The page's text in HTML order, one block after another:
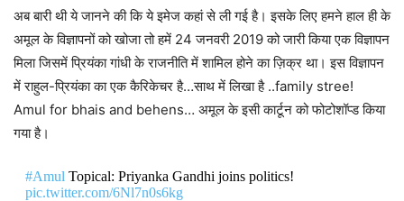
अब बारी थी ये जानने की कि ये इमेज कहां से ली गई है। इसके लिए हमने हाल ही के
अमूल के विज्ञापनों को खोजा तो हमें 24 जनवरी 2019 को जारी किया एक विज्ञापन
मिला जिसमें प्रियंका गांधी के राजनीति में शामिल होने का ज़िक्र था। इस विज्ञापन
में राहुल-प्रियंका का एक कैरिकेचर है…साथ में लिखा है ..family stree!
Amul for bhais and behens… अमूल के इसी कार्टून को फोटोशॉप्ड किया
गया है।
#Amul Topical: Priyanka Gandhi joins politics!
pic.twitter.com/6Nl7n0s6kg